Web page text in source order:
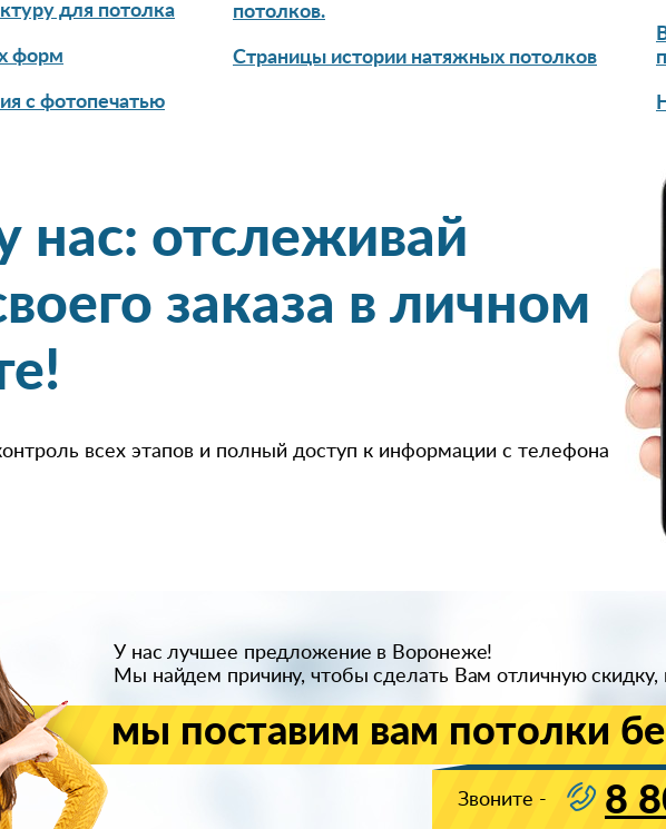
для потолка
форм
с фотопечатью
потолков.
Страницы истории натяжных потолков
нас: отслеживай
заказа в личном
всех этапов и полный доступ к информации с телефона
У нас лучшее предложение в Воронеже!
Мы найдем причину, чтобы сделать Вам отличную скидку,
мы поставим вам потолки
Звоните - 8